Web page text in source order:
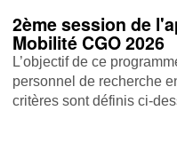
2ème session de
Mobilité CGO 2026
L’objectif de ce
personnel de recherche
critères sont définis ci-